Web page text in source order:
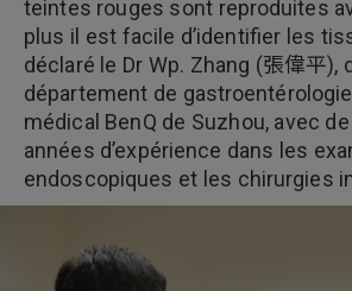
teintes rouges sont reproduites
plus il est facile d’identifier les
déclaré le Dr Wp. Zhang (張偉平),
département de
médical BenQ de Suzhou, avec
années d’expérience dans les
endoscopiques et les chirurgies